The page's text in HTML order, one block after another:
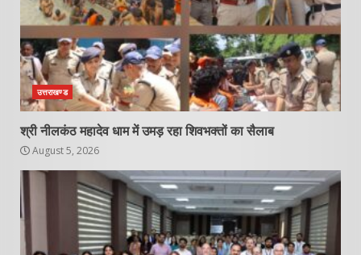
उत्तराखण्ड
श्री नीलकंठ महादेव धाम में उमड़ रहा शिवभक्तों का सैलाब
August 5, 2026